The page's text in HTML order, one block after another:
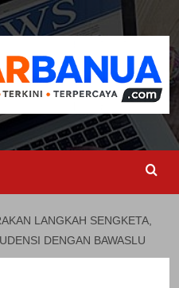
LANGKAH SENGKETA,
DENGAN BAWASLU